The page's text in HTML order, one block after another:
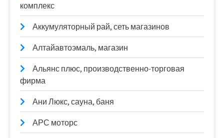
комплекс
Аккумуляторный рай, сеть магазинов
Алтайавтоэмаль, магазин
Альянс плюс, производственно-торговая
фирма
Ани Люкс, сауна, баня
АРС моторс